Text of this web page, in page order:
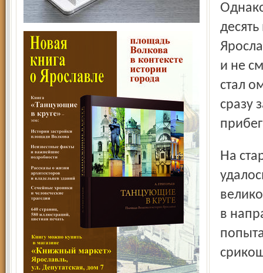
Однако «Авангард» вновь вышел вперёд спустя всего
и не
стал
сразу
На старте третьего периода «железнодорожникам»
в